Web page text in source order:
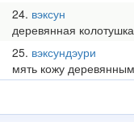
24 вэксун
деревянная
25 вэксундэури
мять кожу